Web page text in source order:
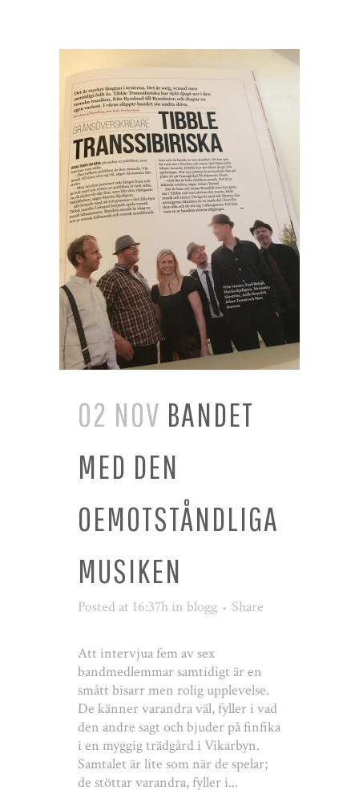
02 NOV BANDET
MED DEN
OEMOTSTÅNDLIGA
MUSIKEN
Posted at 16:37h in blogg Share
Att intervjua fem av sex
bandmedlemmar samtidigt är en
smått bisarr men rolig upplevelse.
De känner varandra väl, fyller i vad
den andre sagt och bjuder på finfika
i en myggig trädgård i Vikarbyn.
Samtalet är lite som när de spelar;
de stöttar varandra, fyller i...